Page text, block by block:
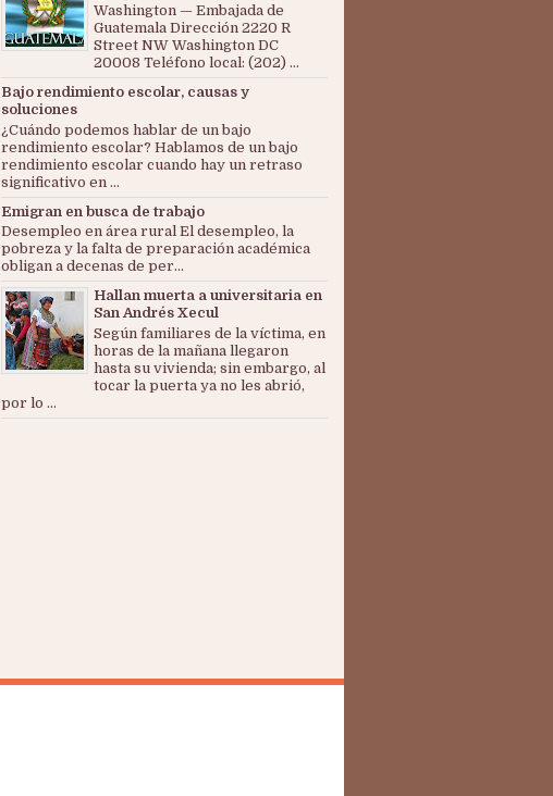
Washington — Embajada de
Guatemala Dirección 2220 R
Street NW Washington DC
20008 Teléfono local: (202) ...
Bajo rendimiento escolar, causas y
soluciones
¿Cuándo podemos hablar de un bajo
rendimiento escolar? Hablamos de un bajo
rendimiento escolar cuando hay un retraso
significativo en ...
Emigran en busca de trabajo
Desempleo en área rural El desempleo, la
pobreza y la falta de preparación académica
obligan a decenas de per...
Hallan muerta a universitaria en
San Andrés Xecul
Según familiares de la víctima, en
horas de la mañana llegaron
hasta su vivienda; sin embargo, al
tocar la puerta ya no les abrió,
por lo ...